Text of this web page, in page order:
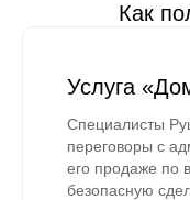
Как
Услуга
Специалисты
переговоры с
его продаже по
безопасную